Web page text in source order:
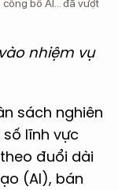
công bố AI… đã vượt
nhiệm vụ
sách nghiên
lĩnh vực
đuổi dài
(AI), bán